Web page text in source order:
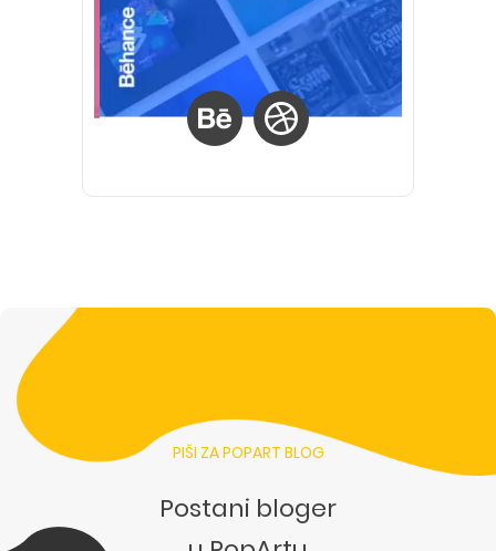
PIŠI ZA POPART BLOG
Postani bloger